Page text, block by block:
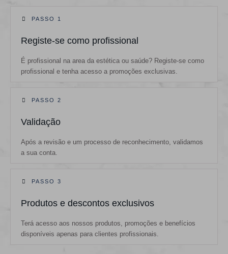
PASSO 1
Registe-se como profissional
É profissional na area da estética ou saúde? Registe-se como
profissional e tenha acesso a promoções exclusivas.
PASSO 2
Validação
Após a revisão e um processo de reconhecimento, validamos
a sua conta.
PASSO 3
Produtos e descontos exclusivos
Terá acesso aos nossos produtos, promoções e benefícios
disponíveis apenas para clientes profissionais.